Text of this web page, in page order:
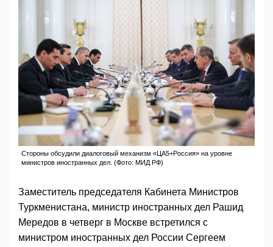
Стороны обсудили диалоговый механизм «ЦА5+Россия» на уровне
министров иностранных дел. (Фото: МИД РФ)
Заместитель председателя Кабинета Министров
Туркменистана, министр иностранных дел Рашид
Мередов в четверг в Москве встретился с
министром иностранных дел России Сергеем